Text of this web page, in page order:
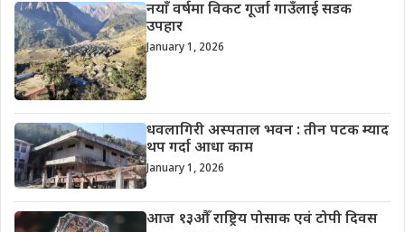
नयाँ वर्षमा विकट गूर्जा गाउँलाई सडक
उपहार
January 1, 2026
धवलागिरी अस्पताल भवन : तीन पटक म्याद
थप गर्दा आधा काम
January 1, 2026
आज १३औँ राष्ट्रिय पोसाक एवं टोपी दिवस